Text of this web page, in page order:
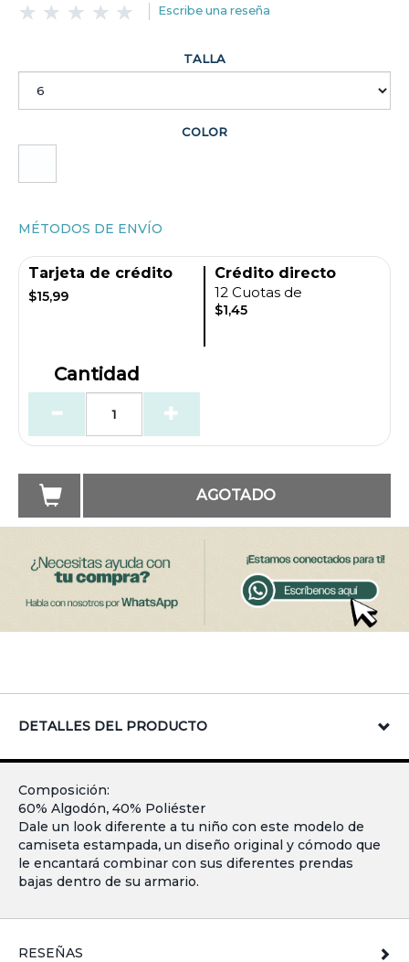
Escribe una reseña
TALLA
COLOR
MÉTODOS DE ENVÍO
Tarjeta de crédito
$15,99
Crédito directo
12 Cuotas de
$1,45
Cantidad
AGOTADO
DETALLES DEL PRODUCTO
Composición:
60% Algodón, 40% Poliéster
Dale un look diferente a tu niño con este modelo de
camiseta estampada, un diseño original y cómodo que
le encantará combinar con sus diferentes prendas
bajas dentro de su armario.
RESEÑAS